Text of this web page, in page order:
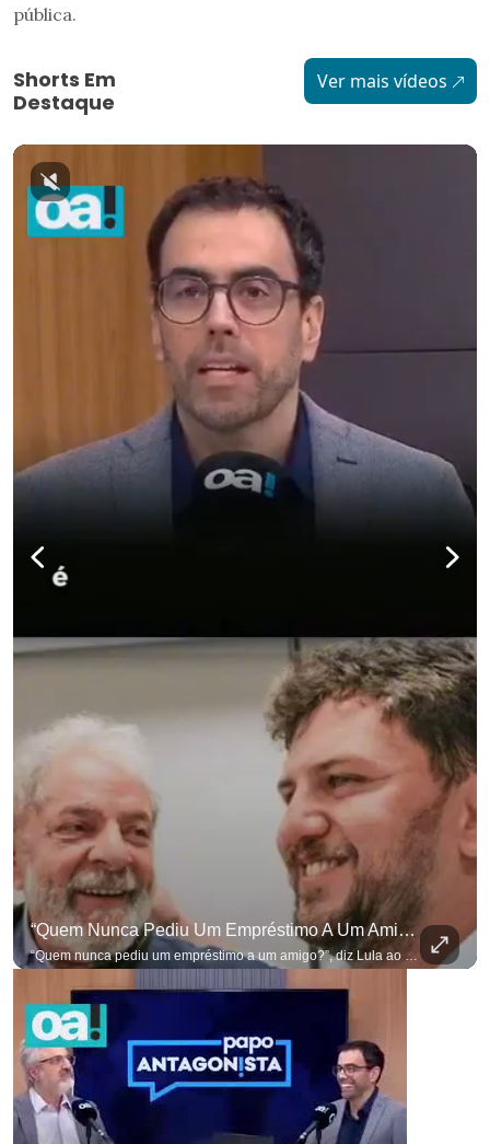
pública.
Shorts Em
Destaque
Ver mais vídeos
“Quem Nunca Pediu Um Empréstimo A Um Amigo?”, Diz Lula Ao Defender Seu Ex-Chefe De Gabinete
“Quem nunca pediu um empréstimo a um amigo?”, diz Lula ao defender seu ex-chefe de gabinete Marcola, que recebeu R$ 249 mil de uma empresa ligada a uma amiga de Lulinha. #OAntagonista Se você busca informação com credibilidade, inscreva-se agora e ative o